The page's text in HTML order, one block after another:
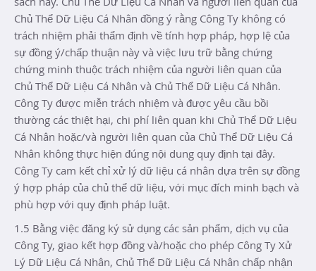
Chủ Thể Dữ Liệu Cá Nhân đồng ý rằng Công Ty không có
trách nhiệm phải thẩm định về tính hợp pháp, hợp lệ của
sự đồng ý/chấp thuận này và việc lưu trữ bằng chứng
chứng minh thuộc trách nhiệm của người liên quan của
Chủ Thể Dữ Liệu Cá Nhân và Chủ Thể Dữ Liệu Cá Nhân.
Công Ty được miễn trách nhiệm và được yêu cầu bồi
thường các thiệt hại, chi phí liên quan khi Chủ Thể Dữ Liệu
Cá Nhân hoặc/và người liên quan của Chủ Thể Dữ Liệu Cá
Nhân không thực hiện đúng nội dung quy định tại đây.
Công Ty cam kết chỉ xử lý dữ liệu cá nhân dựa trên sự đồng
ý hợp pháp của chủ thể dữ liệu, với mục đích minh bạch và
phù hợp với quy định pháp luật.
1.5 Bằng việc đăng ký sử dụng các sản phẩm, dịch vụ của
Công Ty, giao kết hợp đồng và/hoặc cho phép Công Ty Xử
Lý Dữ Liệu Cá Nhân, Chủ Thể Dữ Liệu Cá Nhân chấp nhận